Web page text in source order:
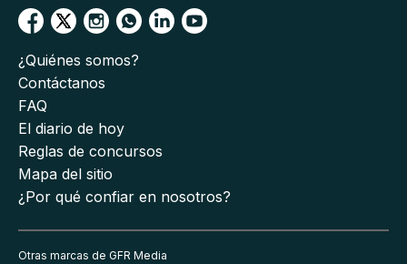
¿Quiénes somos?
Contáctanos
FAQ
El diario de hoy
Reglas de concursos
Mapa del sitio
¿Por qué confiar en nosotros?
Otras marcas de GFR Media